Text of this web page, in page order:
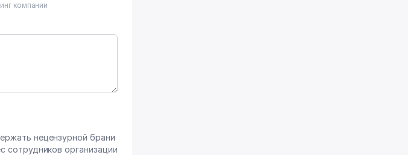
компании
нецензурной брани
сотрудников организации